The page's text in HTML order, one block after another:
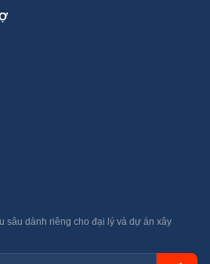
Cao hơn LG 23%, cao hơn
hiệu suất năng lượng theo chuẩn
phải lab lý tưởng.
Cần Biết
(PAM + PWM):
Đun Độc Đáo
kết hợp 2 mô-đun điều
sâu dành riêng cho đại lý và dự án xây